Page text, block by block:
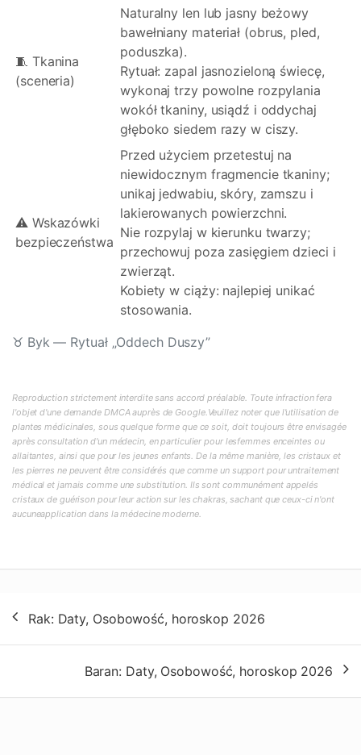
♉ Byk — Rytuał „Oddech Duszy”
🧵 Tkanina
(sceneria)
Naturalny len lub jasny beżowy
bawełniany materiał (obrus, pled,
poduszka).
Rytuał: zapal jasnozieloną świecę,
wykonaj trzy powolne rozpylania
wokół tkaniny, usiądź i oddychaj
głęboko siedem razy w ciszy.
⚠️ Wskazówki
bezpieczeństwa
Przed użyciem przetestuj na
niewidocznym fragmencie tkaniny;
unikaj jedwabiu, skóry, zamszu i
lakierowanych powierzchni.
Nie rozpylaj w kierunku twarzy;
przechowuj poza zasięgiem dzieci i
zwierząt.
Kobiety w ciąży: najlepiej unikać
stosowania.
Reproduction strictement interdite sans accord préalable. Toute infraction fera
l'objet d'une demande DMCA auprès de Google.Veuillez noter que l'utilisation de
plantes médicinales, sous quelque forme que ce soit, doit toujours être envisagée
après consultation d'un médecin, en particulier pour lesfemmes enceintes ou
allaitantes, ainsi que pour les jeunes enfants. De la même manière, les cristaux et
les pierres ne peuvent être considérés que comme un support pour untraitement
médical et jamais comme une substitution. Ils sont communément appelés
cristaux de guérison pour leur action sur les chakras, sachant que ceux-ci n'ont
aucuneapplication dans la médecine moderne.
wpisuRak: Daty, Osobowość, horoskop 2026
Baran: Daty, Osobowość, horoskop 2026